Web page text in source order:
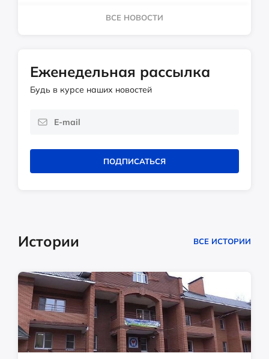
ВСЕ НОВОСТИ
Еженедельная рассылка
Будь в курсе наших новостей
ПОДПИСАТЬСЯ
Истории ВСЕ ИСТОРИИ